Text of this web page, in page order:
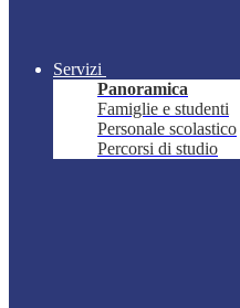
Servizi
Panoramica
Famiglie e studenti
Personale scolastico
Percorsi di studio